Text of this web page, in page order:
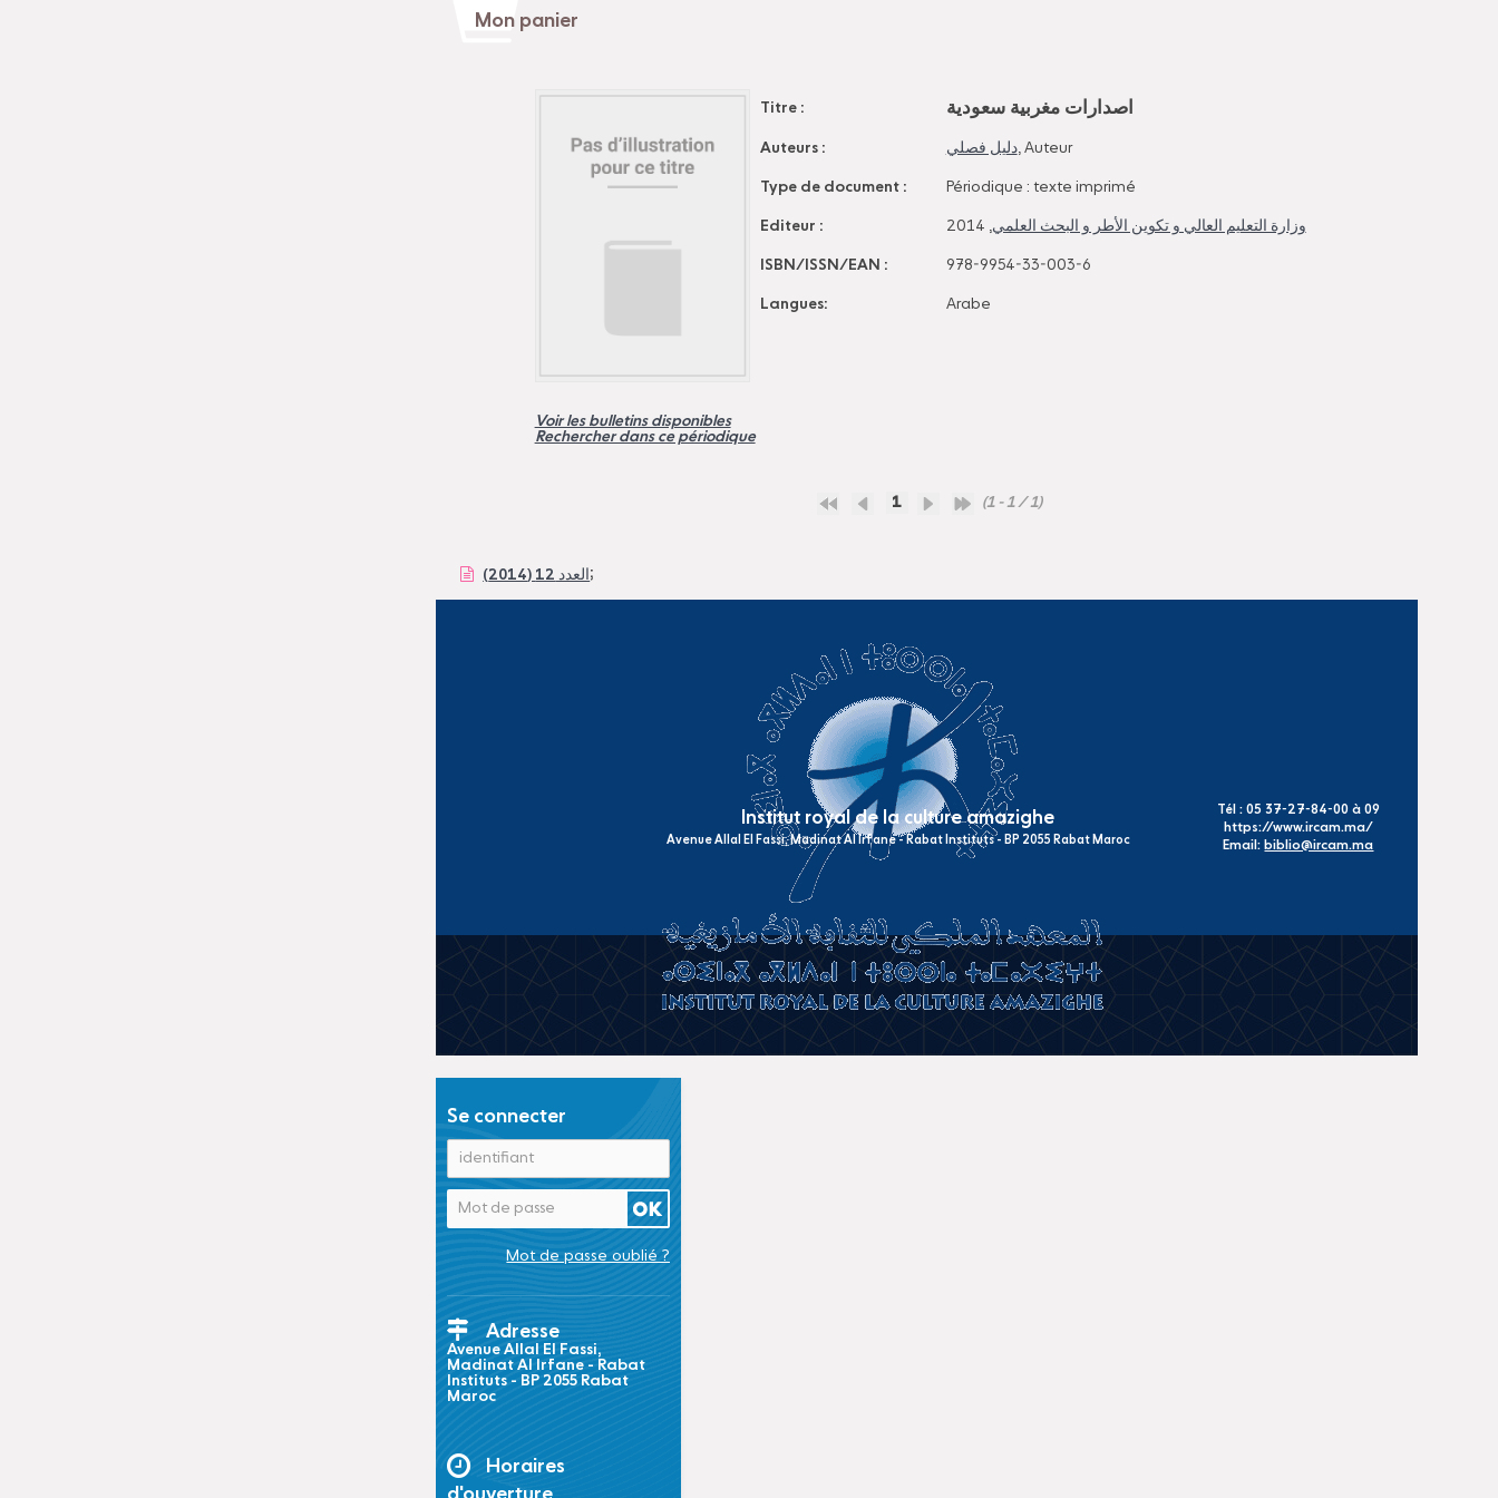
العدد 12 (2014) ;
Titre : اصدارات مغربية سعودية
Auteurs : دليل فصلي, Auteur
Type de document : Périodique : texte imprimé
Editeur : وزارة التعليم العالي و تكوين الأطر و البحث العلمي, 2014
ISBN/ISSN/EAN : 978-9954-33-003-6
Langues: Arabe
Voir les bulletins disponibles
Rechercher dans ce périodique
1 (1 - 1 / 1)
Institut royal de la culture amazighe
Avenue Allal El Fassi, Madinat Al Irfane - Rabat Instituts - BP 2055 Rabat Maroc
Tél : 05 37-27-84-00 à 09
https://www.ircam.ma/
Email: biblio@ircam.ma
Se connecter
Mot de passe oublié ?
Adresse
Avenue Allal El Fassi,
Madinat Al Irfane - Rabat
Instituts - BP 2055 Rabat
Maroc
Horaires